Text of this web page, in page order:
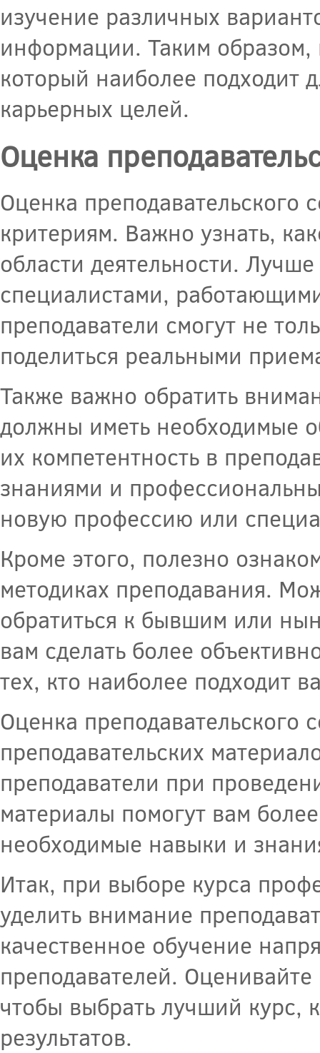
изучение различных
информации. Таким образом,
который наиболее подходит
карьерных целей.
Оценка
Оценка преподавательского
критериям. Важно узнать,
области деятельности.
специалистами,
преподаватели смогут не
поделиться реальными
Также важно обратить
должны иметь необходимые
их компетентность в
знаниями и
новую профессию или
Кроме этого, полезно
методиках преподавания.
обратиться к бывшим или
вам сделать более
тех, кто наиболее подходит
Оценка преподавательского
преподавательских
преподаватели при
материалы помогут вам
необходимые навыки и
Итак, при выборе курса
уделить внимание
качественное обучение
преподавателей.
чтобы выбрать лучший курс,
результатов.